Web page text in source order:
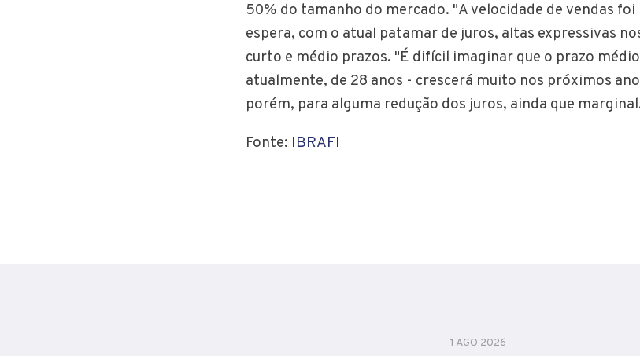
50% do tamanho do mercado. "A velocidade de vendas foi
espera, com o atual patamar de juros, altas expressivas
curto e médio prazos. "É difícil imaginar que o prazo
atualmente, de 28 anos - crescerá muito nos próximos
porém, para alguma redução dos juros, ainda que
Fonte: IBRAFI
1 AGO 2026